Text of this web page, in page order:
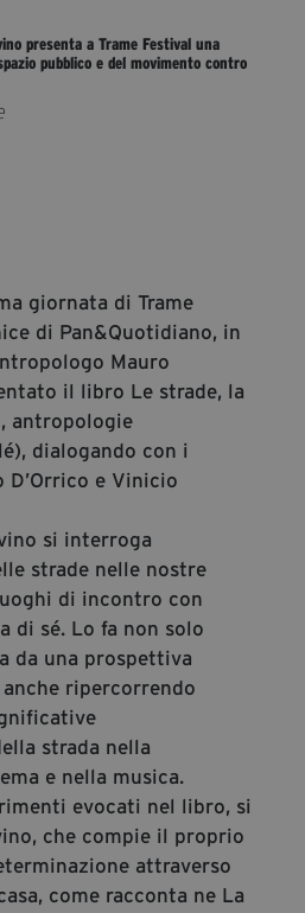
presenta a Trame Festival una
pubblico e del movimento contro
giornata di Trame
di Pan&Quotidiano, in
Mauro
il libro Le strade, la
antropologie
dialogando con i
e Vinicio
si interroga
strade nelle nostre
di incontro con
di sé. Lo fa non solo
da una prospettiva
ripercorrendo
strada nella
e nella musica.
evocati nel libro, si
che compie il proprio
attraverso
come racconta ne La